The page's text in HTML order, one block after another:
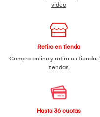
video
Retiro en tienda
Compra online y retira en tienda.
tiendas
Hasta 36 cuotas